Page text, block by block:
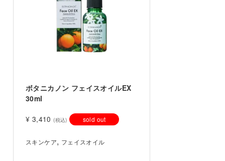
ボタニカノン フェイスオイルEX
30ml
¥ 3,410 (税込) sold out
スキンケア, フェイスオイル